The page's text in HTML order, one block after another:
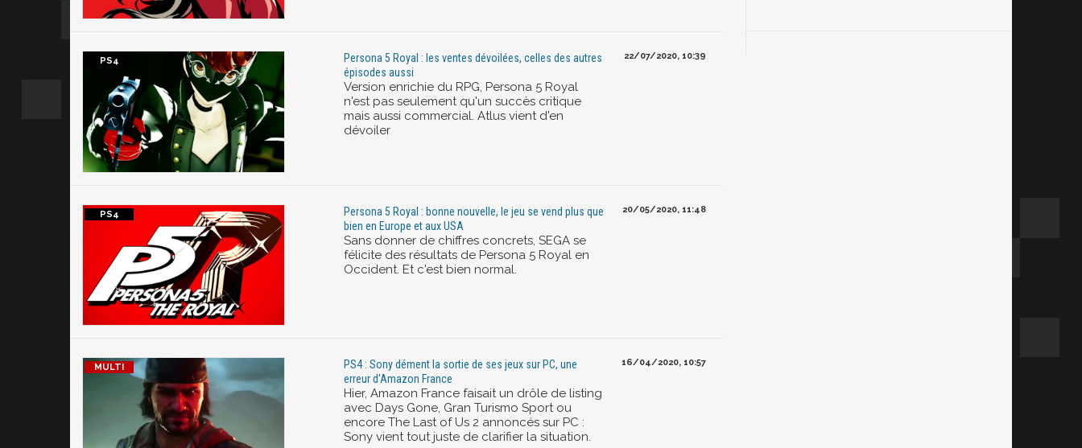
Persona 5 Royal : les ventes dévoilées, celles des autres
épisodes aussi
Version enrichie du RPG, Persona 5 Royal
n'est pas seulement qu'un succès critique
mais aussi commercial. Atlus vient d'en
dévoiler
22/07/2020, 10:39
Persona 5 Royal : bonne nouvelle, le jeu se vend plus que
bien en Europe et aux USA
Sans donner de chiffres concrets, SEGA se
félicite des résultats de Persona 5 Royal en
Occident. Et c'est bien normal.
20/05/2020, 11:48
PS4 : Sony dément la sortie de ses jeux sur PC, une
erreur d'Amazon France
Hier, Amazon France faisait un drôle de listing
avec Days Gone, Gran Turismo Sport ou
encore The Last of Us 2 annoncés sur PC :
Sony vient tout juste de clarifier la situation.
16/04/2020, 10:57